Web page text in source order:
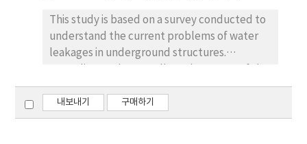
This study is based on a survey conducted to
understand the current problems of water
leakages in underground structures.
respondents replied that water leakage
problems is serious and all replied that a
preventative measure is absolutely
내보내기 구매하기